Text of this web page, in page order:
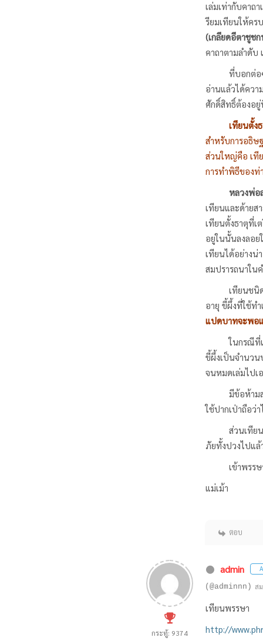
เล่มเท่ากับคาถ
รียมเทียนให้ค
(เกลียดอีตาชูช
คาถาตามลำดับ
ที่บอกต่อ
อ่านแล้วได้ควา
ศักดิ์สิทธิ์ต้องอยู่
เทียนตั้ง
สำหรับการอธิษ
ส่วนใหญ่คือ เที
การทำพิธีของท่
หลวงพ่อ
เทียนและด้ายส
เทียนตั้งธาตุที่เ
อยู่ในนั้นลงลอย
เทียนได้อย่างน่
สมปรารถนาใ
เทียนชนิ
อายุ ขี้ผึ้งที่ใช้ท
แปดบาทจะพอ
ในกรณีที่
ขี้ผึ้งเป็นจำนวน
จนหมดเล่มไปเ
มีข้อห้าม
ใช้ปากเป่าถือว่
ส่วนเทีย
ภัยทั้งปวงไปแล้
เข้าพรร
แม่เม้า
ตอบ
กระทู้: 9374
admin
(@adminnn) ส
เทียนพรรษา
http://